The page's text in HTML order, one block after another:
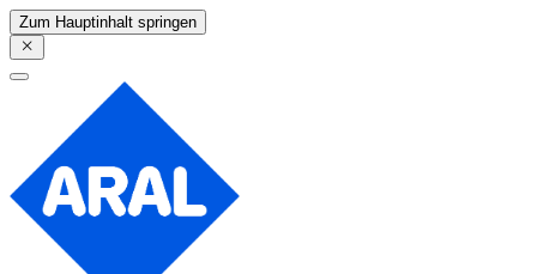
Zum Hauptinhalt springen